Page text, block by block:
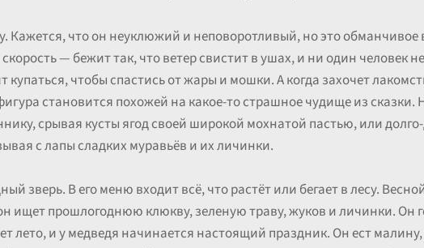
Кажется, что он неуклюжий и неповоротливый, но это обманчивое
— бежит так, что ветер свистит в ушах, и ни один человек
чтобы спастись от жары и мошки. А когда захочет
становится похожей на какое-то страшное чудище из сказки.
срывая кусты ягод своей широкой мохнатой пастью, или долго-
с лапы сладких муравьёв и их личинки.
зверь. В его меню входит всё, что растёт или бегает в лесу.
ищет прошлогоднюю клюкву, зеленую траву, жуков и личинки. Он
лето, и у медведя начинается настоящий праздник. Он ест малину,